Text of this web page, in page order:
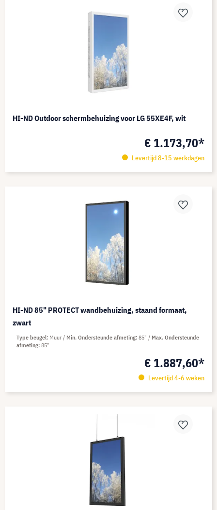
HI-ND Outdoor schermbehuizing voor LG 55XE4F, wit
€ 1.173,70*
Levertijd 8-15 werkdagen
HI-ND 85" PROTECT wandbehuizing, staand formaat,
zwart
€ 1.887,60*
Levertijd 4-6 weken
Type beugel Muur Min. Ondersteunde afmeting 85"
Max. Ondersteunde
afmeting 85"